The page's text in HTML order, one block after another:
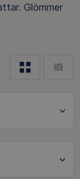
Glömmer